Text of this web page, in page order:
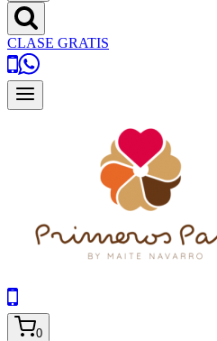
CLASE GRATIS
0